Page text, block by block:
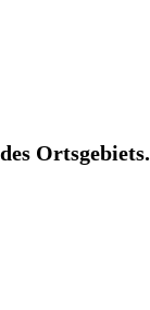
Ortsgebiets.